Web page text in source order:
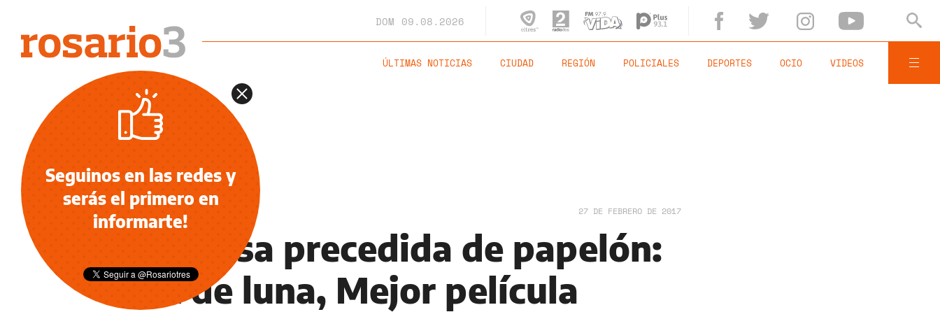
DOM 09.08.2026
ÚLTIMAS NOTICIAS CIUDAD REGIÓN POLICIALES DEPORTES OCIO VIDEOS
OSCARS 2017 27 DE FEBRERO DE 2017
Sorpresa precedida de papelón:
Luz de luna, Mejor película
Seguinos en las redes y
serás el primero en
informarte!